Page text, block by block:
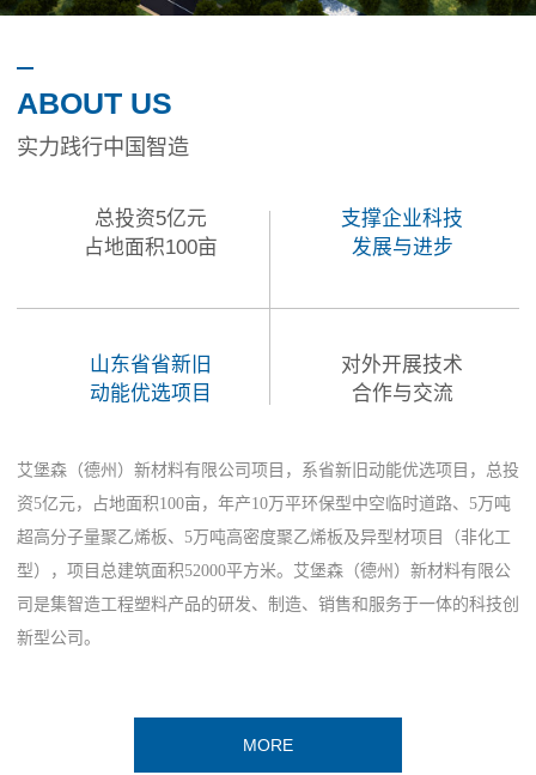
ABOUT US
实力践行中国智造
总投资5亿元
占地面积100亩
支撑企业科技
发展与进步
山东省省新旧
动能优选项目
对外开展技术
合作与交流
艾堡森（德州）新材料有限公司项目，系省新旧动能优选项目，总投
资5亿元，占地面积100亩，年产10万平环保型中空临时道路、5万吨
超高分子量聚乙烯板、5万吨高密度聚乙烯板及异型材项目（非化工
型），项目总建筑面积52000平方米。艾堡森（德州）新材料有限公
司是集智造工程塑料产品的研发、制造、销售和服务于一体的科技创
新型公司。
MORE